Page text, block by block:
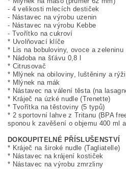
- 4 velikosti mlecích destiček
- Nástavec na výrobu uzenin
- Nástavec na výrobu Kebbe
- Tvořítko na cukroví
* Uvolňovací klíče
* Lis na bobuloviny, ovoce a zeleninu
* Nádoba na šťávu 0,8 l
* Citrusovač
* Mlýnek na obiloviny, luštěniny a rýži
* Mlýnek na mák
* Nástavec na válení těsta (na
* Kráječ na úzké nudle (Trenette)
* Tvořítka na těstoviny (5 typů)
* 2 sportovní lahve z Tritanu (BPA
sponou k zavěšení o objemu 400 ml a
DOKOUPITELNÉ PŘÍSLUŠENSTVÍ
* Kráječ na široké nudle (Tagliatelle)
* Nástavec na krájení kostiček
* Nástavec na výrobu zmrzliny